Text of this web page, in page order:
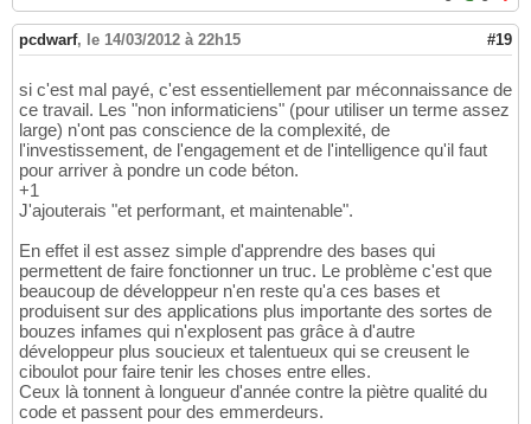
pcdwarf, le 14/03/2012 à 22h15 #19
si c'est mal payé, c'est essentiellement par méconnaissance de
ce travail. Les "non informaticiens" (pour utiliser un terme assez
large) n'ont pas conscience de la complexité, de
l'investissement, de l'engagement et de l'intelligence qu'il faut
pour arriver à pondre un code béton.
+1
J'ajouterais "et performant, et maintenable".
En effet il est assez simple d'apprendre des bases qui
permettent de faire fonctionner un truc. Le problème c'est que
beaucoup de développeur n'en reste qu'a ces bases et
produisent sur des applications plus importante des sortes de
bouzes infames qui n'explosent pas grâce à d'autre
développeur plus soucieux et talentueux qui se creusent le
ciboulot pour faire tenir les choses entre elles.
Ceux là tonnent à longueur d'année contre la piètre qualité du
code et passent pour des emmerdeurs.